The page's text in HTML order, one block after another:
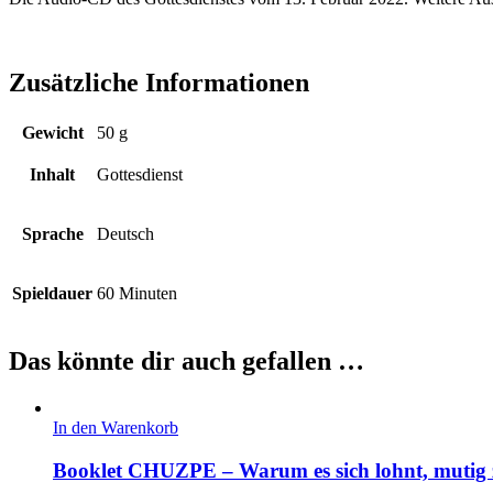
Zusätzliche Informationen
Gewicht 50 g
Inhalt Gottesdienst
Sprache Deutsch
Spieldauer 60 Minuten
Das könnte dir auch gefallen …
In den Warenkorb
Booklet CHUZPE – Warum es sich lohnt, mutig